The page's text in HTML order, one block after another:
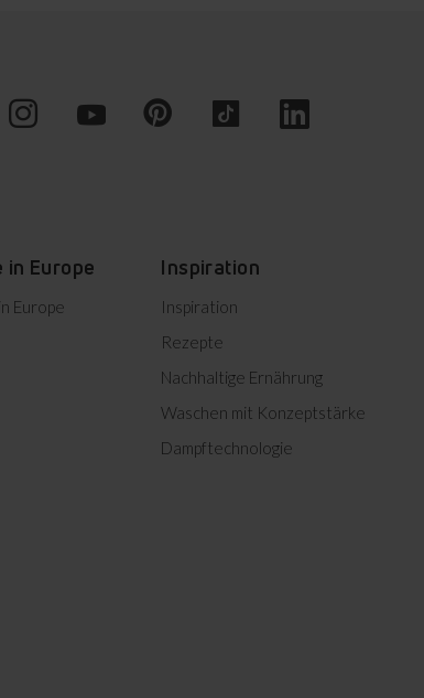
in Europe
Europe
Inspiration
Inspiration
Rezepte
Nachhaltige Ernährung
Waschen mit Konzeptstärke
Dampftechnologie